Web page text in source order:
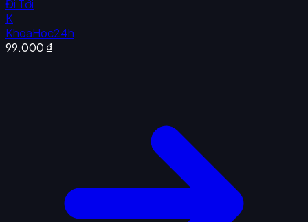
Đi Tới
K
KhoaHoc24h
99.000 ₫